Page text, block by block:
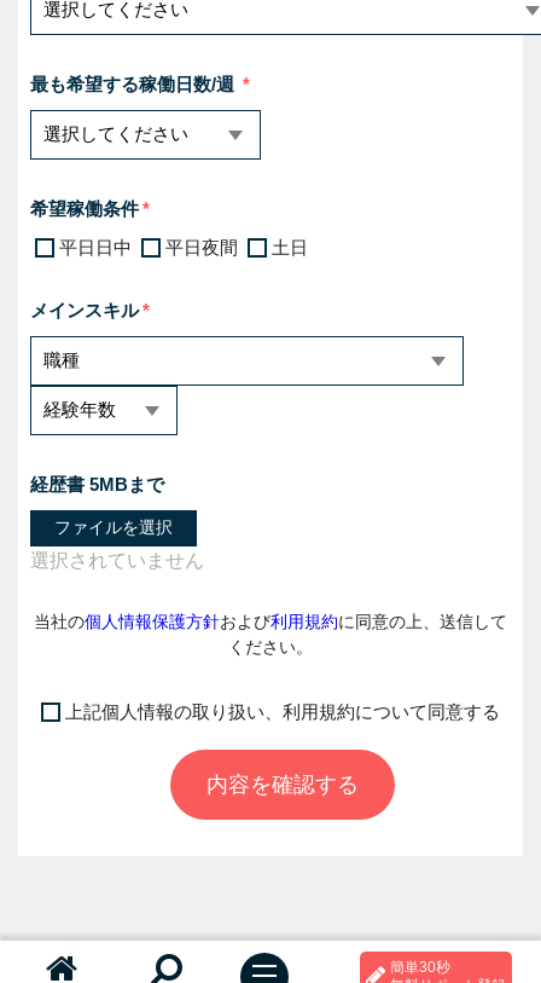
最も希望する稼働日数/週
希望稼働条件
平日日中
平日夜間 土日
メインスキル
経歴書 5MBまで
ファイルを選択
当社の個人情報保護方針および利用規約に同意の上、送信して
ください。
上記個人情報の取り扱い、利用規約について同意する
内容を確認する
簡単30秒